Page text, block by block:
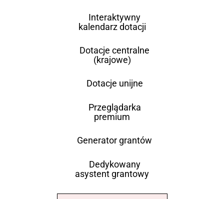
Interaktywny
kalendarz dotacji
Dotacje centralne
(krajowe)
Dotacje unijne
Przeglądarka
premium
Generator grantów
Dedykowany
asystent grantowy